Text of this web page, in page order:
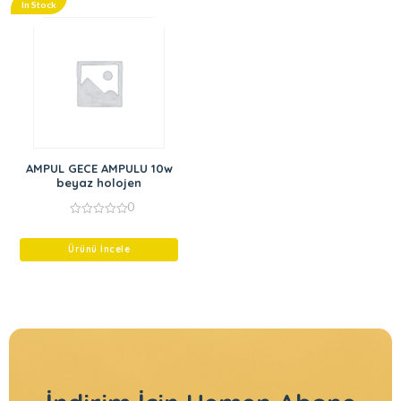
In Stock
AMPUL GECE AMPULU 10w
beyaz holojen
of
0
Ürünü İncele